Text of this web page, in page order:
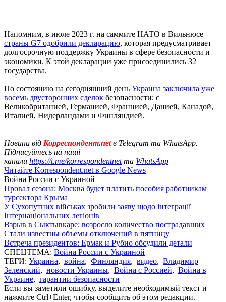
Напомним, в июле 2023 г. на саммите НАТО в Вильнюсе
страны G7 одобрили декларацию, которая предусматривает
долгосрочную поддержку Украины в сфере безопасности и
экономики. К этой декларации уже присоединились 32
государства.
По состоянию на сегодняшний день Украина заключила уже
восемь двусторонних сделок безопасности: с
Великобританией, Германией, Францией, Данией, Канадой,
Италией, Нидерландами и Финляндией.
Новини від Корреспондент.netв Telegram та WhatsApp.
Підписуйтесь на наші
канали https://t.me/korrespondentnetта WhatsApp
Читайте Korrespondent.net в Google News
Война России с Украиной
Провал сезона: Москва будет платить пособия работникам
турсектора Крыма
У Сухопутних військах зробили заяву щодо інтеграції
Інтернаціональних легіонів
Взрыв в Сыктывкаре: возросло количество пострадавших
Стали известны объемы отключений в пятницу
Встреча президентов: Ермак и Рубио обсудили детали
СПЕЦТЕМА: Война России с Украиной
ТЕГИ: Украина, война, Финляндия, видео, Владимир
Зеленский, новости Украины, Война с Россией, Война в
Украине, гарантии безопасности
Если вы заметили ошибку, выделите необходимый текст и
нажмите Ctrl+Enter, чтобы сообщить об этом редакции.